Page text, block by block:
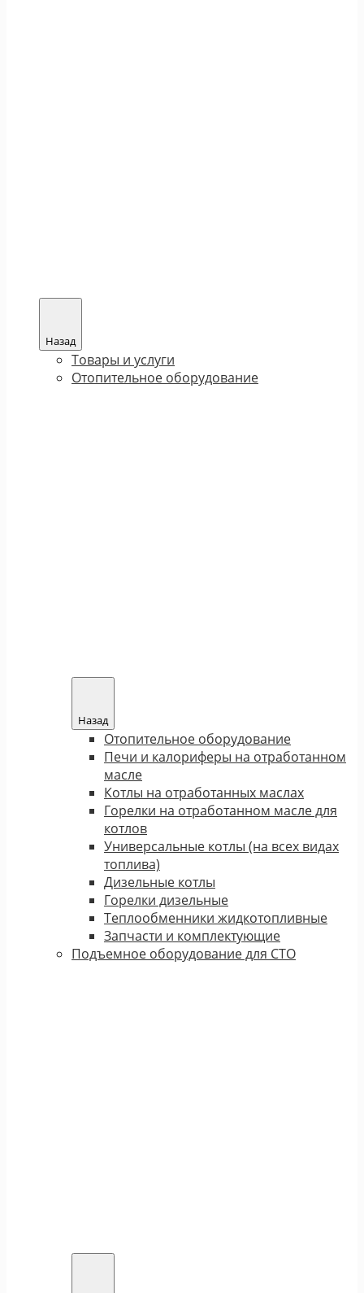
Назад
Товары и услуги
Отопительное оборудование
Назад
Отопительное оборудование
Печи и калориферы на отработанном
масле
Котлы на отработанных маслах
Горелки на отработанном масле для
котлов
Универсальные котлы (на всех видах
топлива)
Дизельные котлы
Горелки дизельные
Теплообменники жидкотопливные
Запчасти и комплектующие
Подъемное оборудование для СТО